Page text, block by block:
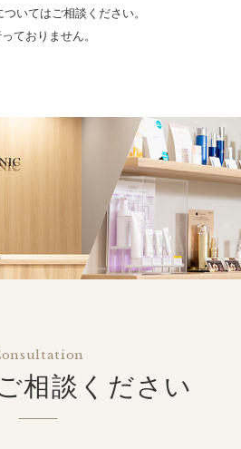
いてはご相談ください。
ておりません。
相談ください